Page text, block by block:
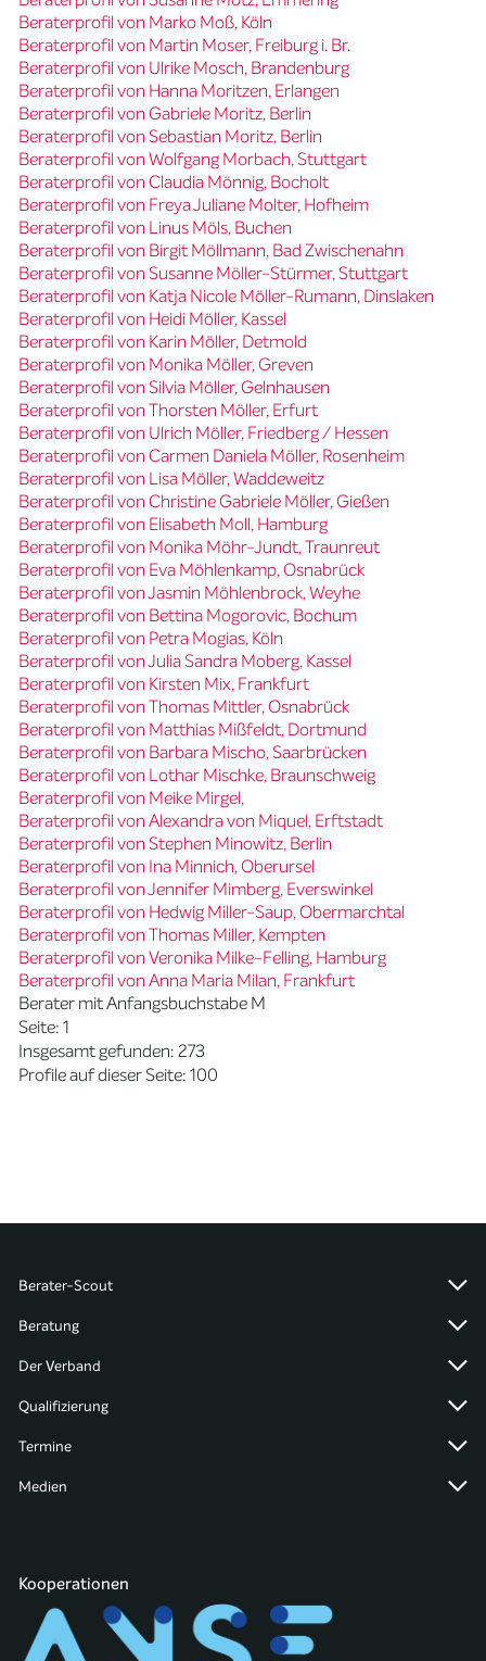
Beraterprofil von Marko Moß, Köln
Beraterprofil von Martin Moser, Freiburg i. Br.
Beraterprofil von Ulrike Mosch, Brandenburg
Beraterprofil von Hanna Moritzen, Erlangen
Beraterprofil von Gabriele Moritz, Berlin
Beraterprofil von Sebastian Moritz, Berlin
Beraterprofil von Wolfgang Morbach, Stuttgart
Beraterprofil von Claudia Mönnig, Bocholt
Beraterprofil von Freya Juliane Molter, Hofheim
Beraterprofil von Linus Möls, Buchen
Beraterprofil von Birgit Möllmann, Bad Zwischenahn
Beraterprofil von Susanne Möller-Stürmer, Stuttgart
Beraterprofil von Katja Nicole Möller-Rumann, Dinslaken
Beraterprofil von Heidi Möller, Kassel
Beraterprofil von Karin Möller, Detmold
Beraterprofil von Monika Möller, Greven
Beraterprofil von Silvia Möller, Gelnhausen
Beraterprofil von Thorsten Möller, Erfurt
Beraterprofil von Ulrich Möller, Friedberg / Hessen
Beraterprofil von Carmen Daniela Möller, Rosenheim
Beraterprofil von Lisa Möller, Waddeweitz
Beraterprofil von Christine Gabriele Möller, Gießen
Beraterprofil von Elisabeth Moll, Hamburg
Beraterprofil von Monika Möhr-Jundt, Traunreut
Beraterprofil von Eva Möhlenkamp, Osnabrück
Beraterprofil von Jasmin Möhlenbrock, Weyhe
Beraterprofil von Bettina Mogorovic, Bochum
Beraterprofil von Petra Mogias, Köln
Beraterprofil von Julia Sandra Moberg, Kassel
Beraterprofil von Kirsten Mix, Frankfurt
Beraterprofil von Thomas Mittler, Osnabrück
Beraterprofil von Matthias Mißfeldt, Dortmund
Beraterprofil von Barbara Mischo, Saarbrücken
Beraterprofil von Lothar Mischke, Braunschweig
Beraterprofil von Meike Mirgel,
Beraterprofil von Alexandra von Miquel, Erftstadt
Beraterprofil von Stephen Minowitz, Berlin
Beraterprofil von Ina Minnich, Oberursel
Beraterprofil von Jennifer Mimberg, Everswinkel
Beraterprofil von Hedwig Miller-Saup, Obermarchtal
Beraterprofil von Thomas Miller, Kempten
Beraterprofil von Veronika Milke-Felling, Hamburg
Beraterprofil von Anna Maria Milan, Frankfurt
Berater mit Anfangsbuchstabe M
Seite: 1
Insgesamt gefunden: 273
Profile auf dieser Seite: 100
Berater-Scout
Beratung
Der Verband
Qualifizierung
Termine
Medien
Kooperationen